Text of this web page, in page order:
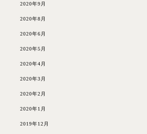
2020年9月
2020年8月
2020年6月
2020年5月
2020年4月
2020年3月
2020年2月
2020年1月
2019年12月